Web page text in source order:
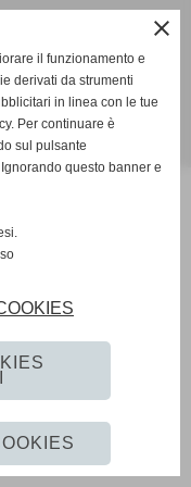
close
il funzionamento e
derivati da strumenti
in linea con le tue
Per continuare è
sul pulsante
questo banner e